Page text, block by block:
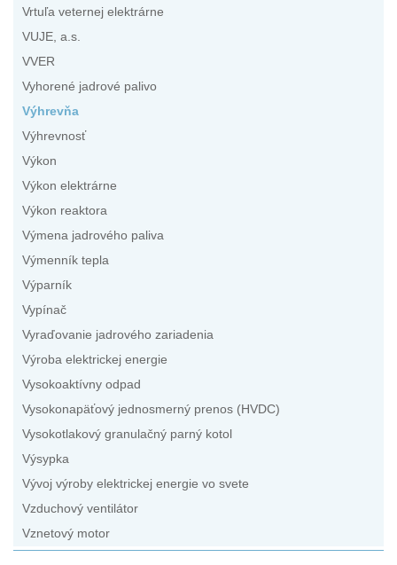
Vrtuľa veternej elektrárne
VUJE, a.s.
VVER
Vyhorené jadrové palivo
Výhrevňa
Výhrevnosť
Výkon
Výkon elektrárne
Výkon reaktora
Výmena jadrového paliva
Výmenník tepla
Výparník
Vypínač
Vyraďovanie jadrového zariadenia
Výroba elektrickej energie
Vysokoaktívny odpad
Vysokonapäťový jednosmerný prenos (HVDC)
Vysokotlakový granulačný parný kotol
Výsypka
Vývoj výroby elektrickej energie vo svete
Vzduchový ventilátor
Vznetový motor